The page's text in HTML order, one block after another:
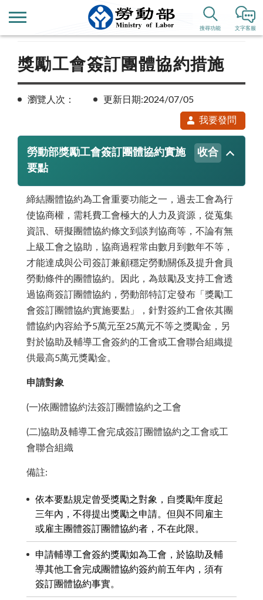
文字客服
搜尋功能
業務專區 勞動關係 團體協約
獎勵工會簽訂團體協約措施
瀏覽人次： 更新日期:2024/07/05
我要發問
勞動部獎勵工會簽訂團體協約實施
要點
收合
締結團體協約為工會重要功能之一，過去工會為行
使協商權，需耗費工會極大的人力及資源，從蒐集
資訊、研擬團體協約條文到談判協商等，不論有無
上級工會之協助，協商過程常由數月到數年不等，
才能達成與公司簽訂兼顧穩定勞動關係及提升會員
勞動條件的團體協約。因此，為鼓勵及支持工會透
過協商簽訂團體協約，勞動部特訂定發布「獎勵工
會簽訂團體協約實施要點」，針對簽約工會依其團
體協約內容給予5萬元至25萬元不等之獎勵金，另
對於協助及輔導工會簽約的工會或工會聯合組織提
供最高5萬元獎勵金。
申請對象
(一)依團體協約法簽訂團體協約之工會
(二)協助及輔導工會完成簽訂團體協約之工會或工
會聯合組織
備註:
依本要點規定曾受獎勵之對象，自獎勵年度起
三年內，不得提出獎勵之申請。但與不同雇主
或雇主團體簽訂團體協約者，不在此限。
申請輔導工會簽約獎勵如為工會，於協助及輔
導其他工會完成團體協約簽約前五年內，須有
簽訂團體協約事實。